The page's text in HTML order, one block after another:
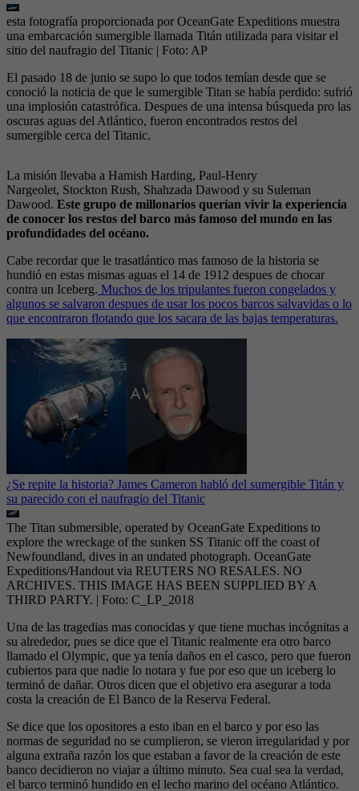
esta fotografía proporcionada por OceanGate Expeditions muestra
una embarcación sumergible llamada Titán utilizada para visitar el
sitio del naufragio del Titanic | Foto: AP
El pasado 18 de junio se supo lo que todos temían desde que se
conoció la noticia de que le sumergible Titan se había perdido: sufrió
una implosión catastrófica. Despues de una intensa búsqueda pro las
oscuras aguas del Atlántico, fueron encontrados restos del
sumergible cerca del Titanic.
La misión llevaba a Hamish Harding, Paul-Henry
Nargeolet, Stockton Rush, Shahzada Dawood y su Suleman
Dawood. Este grupo de millonarios querían vivir la experiencia
de conocer los restos del barco más famoso del mundo en las
profundidades del océano.
Cabe recordar que le trasatlántico mas famoso de la historia se
hundió en estas mismas aguas el 14 de 1912 despues de chocar
contra un Iceberg. Muchos de los tripulantes fueron congelados y
algunos se salvaron despues de usar los pocos barcos salvavidas o lo
que encontraron flotando que los sacara de las bajas temperaturas.
¿Se repite la historia? James Cameron habló del sumergible Titán y
su parecido con el naufragio del Titanic
The Titan submersible, operated by OceanGate Expeditions to
explore the wreckage of the sunken SS Titanic off the coast of
Newfoundland, dives in an undated photograph. OceanGate
Expeditions/Handout via REUTERS NO RESALES. NO
ARCHIVES. THIS IMAGE HAS BEEN SUPPLIED BY A
THIRD PARTY. | Foto: C_LP_2018
Una de las tragedias mas conocidas y que tiene muchas incógnitas a
su alrededor, pues se dice que el Titanic realmente era otro barco
llamado el Olympic, que ya tenía daños en el casco, pero que fueron
cubiertos para que nadie lo notara y fue por eso que un iceberg lo
terminó de dañar. Otros dicen que el objetivo era asegurar a toda
costa la creación de El Banco de la Reserva Federal.
Se dice que los opositores a esto iban en el barco y por eso las
normas de seguridad no se cumplieron, se vieron irregularidad y por
alguna extraña razón los que estaban a favor de la creación de este
banco decidieron no viajar a último minuto. Sea cual sea la verdad,
el barco terminó hundido en el lecho marino del océano Atlántico.